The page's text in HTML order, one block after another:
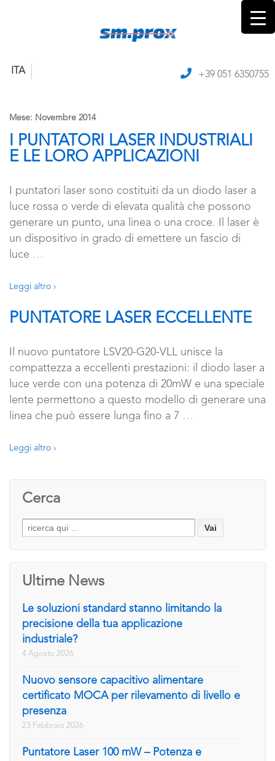
+39 051 6350755
ITA
Mese: Novembre 2014
I PUNTATORI LASER INDUSTRIALI
E LE LORO APPLICAZIONI
I puntatori laser sono costituiti da un diodo laser a
luce rossa o verde di elevata qualità che possono
generare un punto, una linea o una croce. Il laser è
un dispositivo in grado di emettere un fascio di
luce …
Leggi altro ›
PUNTATORE LASER ECCELLENTE
Il nuovo puntatore LSV20-G20-VLL unisce la
compattezza a eccellenti prestazioni: il diodo laser a
luce verde con una potenza di 20mW e una speciale
lente permettono a questo modello di generare una
linea che può essere lunga fino a 7 …
Leggi altro ›
Cerca
Search
for:
Ultime News
Le soluzioni standard stanno limitando la
precisione della tua applicazione
industriale?
4 Agosto 2026
Nuovo sensore capacitivo alimentare
certificato MOCA per rilevamento di livello e
presenza
23 Febbraio 2026
Puntatore Laser 100 mW – Potenza e